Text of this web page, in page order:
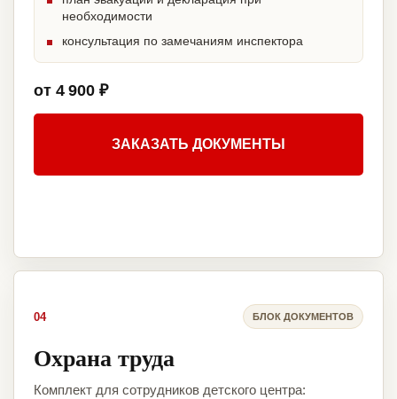
необходимости
консультация по замечаниям инспектора
от 4 900 ₽
ЗАКАЗАТЬ ДОКУМЕНТЫ
04 БЛОК ДОКУМЕНТОВ
Охрана труда
Комплект для сотрудников детского центра: